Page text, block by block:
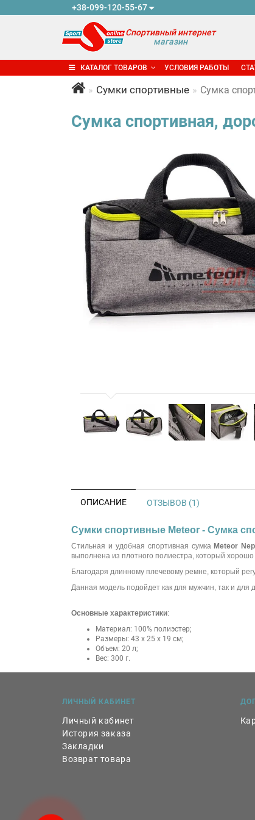
+38-099-120-55-67
Спортивный интернет
магазин
КАТАЛОГ ТОВАРОВ УСЛОВИЯ РАБОТЫ
Сумки спортивные Сумка
Сумка спортивная,
ОПИСАНИЕ ОТЗЫВОВ (1)
Сумки спортивные Meteor - Сумка
Стильная и удобная спортивная сумка Meteor
выполнена из плотного полиестра, который
Благодаря длинному плечевому ремне, который
Данная модель подойдет как для мужчин, так и для
Основные характеристики:
Материал: 100% полиэстер;
Размеры: 43 х 25 х 19 см;
Объем: 20 л;
Вес: 300 г.
ЛИЧНЫЙ КАБИНЕТ
Личный кабинет
История заказа
Закладки
Возврат товара